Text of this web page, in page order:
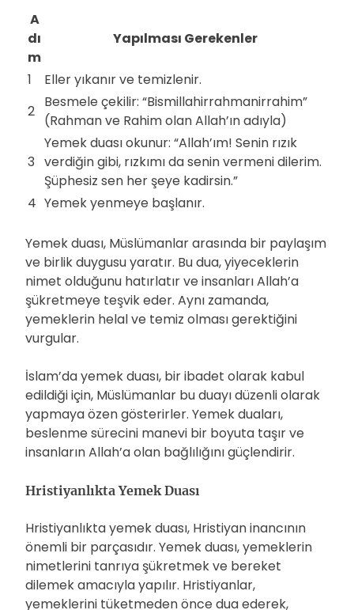
A
dı
m
Yapılması Gerekenler
1
Eller yıkanır ve temizlenir.
2
Besmele çekilir: “Bismillahirrahmanirrahim”
(Rahman ve Rahim olan Allah’ın adıyla)
3
Yemek duası okunur: “Allah’ım! Senin rızık
verdiğin gibi, rızkımı da senin vermeni dilerim.
Şüphesiz sen her şeye kadirsin.”
4 Yemek yenmeye başlanır.
Yemek duası, Müslümanlar arasında bir paylaşım
ve birlik duygusu yaratır. Bu dua, yiyeceklerin
nimet olduğunu hatırlatır ve insanları Allah’a
şükretmeye teşvik eder. Aynı zamanda,
yemeklerin helal ve temiz olması gerektiğini
vurgular.
İslam’da yemek duası, bir ibadet olarak kabul
edildiği için, Müslümanlar bu duayı düzenli olarak
yapmaya özen gösterirler. Yemek duaları,
beslenme sürecini manevi bir boyuta taşır ve
insanların Allah’a olan bağlılığını güçlendirir.
Hristiyanlıkta Yemek Duası
Hristiyanlıkta yemek duası, Hristiyan inancının
önemli bir parçasıdır. Yemek duası, yemeklerin
nimetlerini tanrıya şükretmek ve bereket
dilemek amacıyla yapılır. Hristiyanlar,
yemeklerini tüketmeden önce dua ederek,